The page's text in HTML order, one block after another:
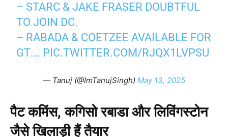
– STARC & JAKE FRASER DOUBTFUL
TO JOIN DC.
– RABADA & COETZEE AVAILABLE FOR
GT.… PIC.TWITTER.COM/RJQX1LVPSU
— Tanuj (@ImTanujSingh) May 13, 2025
पैट कमिंस, कगिसो रबाडा और लिविंगस्टोन
जैसे खिलाड़ी हैं तैयार